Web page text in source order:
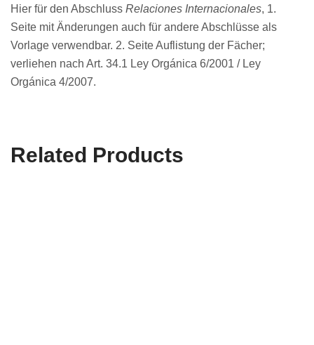
Hier für den Abschluss Relaciones Internacionales, 1.
Seite mit Änderungen auch für andere Abschlüsse als
Vorlage verwendbar. 2. Seite Auflistung der Fächer;
verliehen nach Art. 34.1 Ley Orgánica 6/2001 / Ley
Orgánica 4/2007.
Related Products